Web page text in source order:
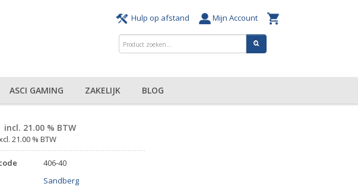
Hulp op afstand Mijn Account
ASCI GAMING ZAKELIJK BLOG
incl. 21.00 % BTW
21.00 % BTW
406-40
Sandberg